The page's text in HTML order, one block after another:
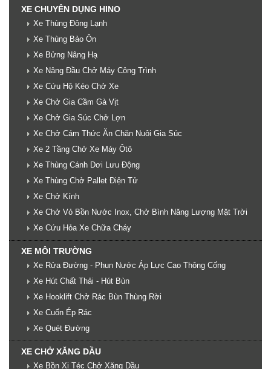
XE CHUYÊN DỤNG HINO
Xe Thùng Đông Lạnh
Xe Thùng Bảo Ôn
Xe Bửng Nâng Hạ
Xe Nâng Đầu Chở Máy Công Trình
Xe Cứu Hộ Kéo Chở Xe
Xe Chở Gia Cầm Gà Vịt
Xe Chở Gia Súc Chở Lợn
Xe Chở Cám Thức Ăn Chăn Nuôi Gia Súc
Xe 2 Tầng Chở Xe Máy Ôtô
Xe Thùng Cánh Dơi Lưu Động
Xe Thùng Chở Pallet Điện Tử
Xe Chở Kính
Xe Chở Vỏ Bồn Nước Inox, Chở Bình Năng Lượng Mặt Trời
Xe Cứu Hỏa Xe Chữa Cháy
XE MÔI TRƯỜNG
Xe Rửa Đường - Phun Nước Áp Lực Cao Thông Cống
Xe Hút Chất Thải - Hút Bùn
Xe Hooklift Chở Rác Bùn Thùng Rời
Xe Cuốn Ép Rác
Xe Quét Đường
XE CHỞ XĂNG DẦU
Xe Bồn Xi Téc Chở Xăng Dầu